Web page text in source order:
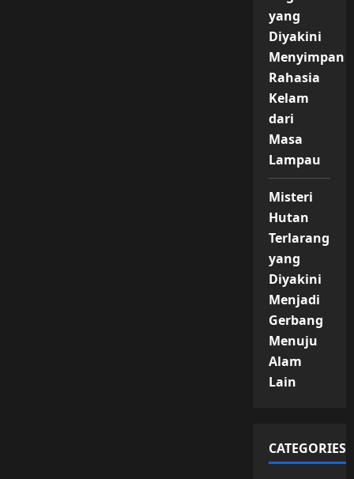
yang
Diyakini
Menyimpan
Rahasia
Kelam
dari
Masa
Lampau
Misteri
Hutan
Terlarang
yang
Diyakini
Menjadi
Gerbang
Menuju
Alam
Lain
CATEGORIES